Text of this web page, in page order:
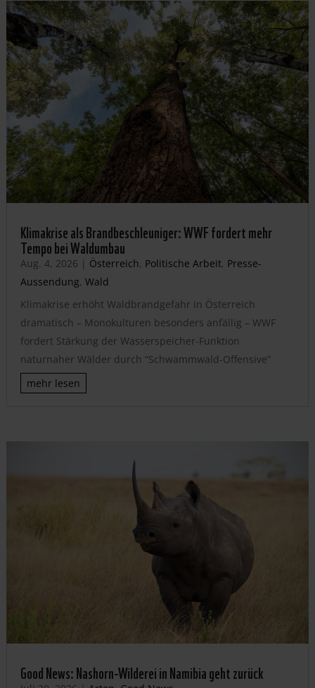
Klimakrise als Brandbeschleuniger: WWF fordert mehr
Tempo bei Waldumbau
Aug. 4, 2026 | Österreich, Politische Arbeit, Presse-
Aussendung, Wald
Klimakrise erhöht Waldbrandgefahr in Österreich
dramatisch – Monokulturen besonders anfällig – WWF
fordert Stärkung der Wasserspeicher-Funktion
naturnaher Wälder durch “Schwammwald-Offensive”
mehr lesen
Good News: Nashorn-Wilderei in Namibia geht zurück